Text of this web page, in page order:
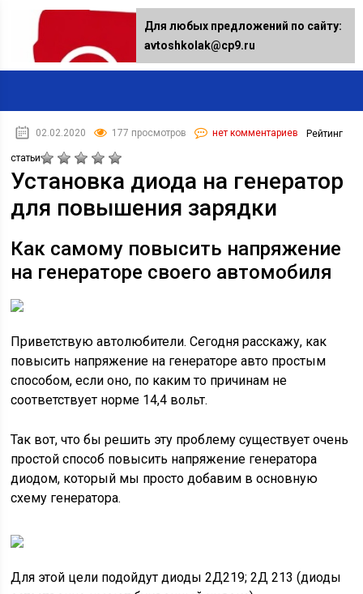
02.02.2020 177 просмотров нет комментариев Рейтинг
статьи
Установка диода на генератор
для повышения зарядки
Как самому повысить напряжение
на генераторе своего автомобиля
Приветствую автолюбители. Сегодня расскажу, как
повысить напряжение на генераторе авто простым
способом, если оно, по каким то причинам не
соответствует норме 14,4 вольт.
Так вот, что бы решить эту проблему существует очень
простой способ повысить напряжение генератора
диодом, который мы просто добавим в основную
схему генератора.
Для этой цели подойдут диоды 2Д219; 2Д 213 (диоды
Для любых предложений по сайту:
avtoshkolak@cp9.ru